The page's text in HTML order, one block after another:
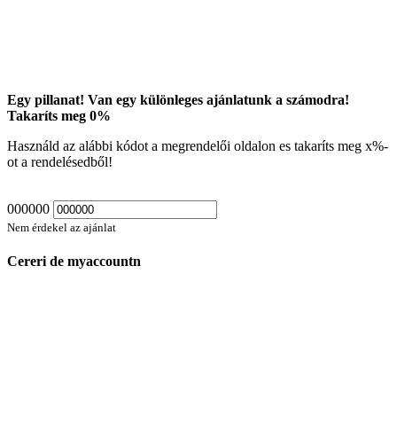
Egy pillanat! Van egy különleges ajánlatunk a számodra!
Takaríts meg 0%
Használd az alábbi kódot a megrendelői oldalon es takaríts meg x%-
ot a rendelésedből!
000000
Nem érdekel az ajánlat
Cereri de myaccountn